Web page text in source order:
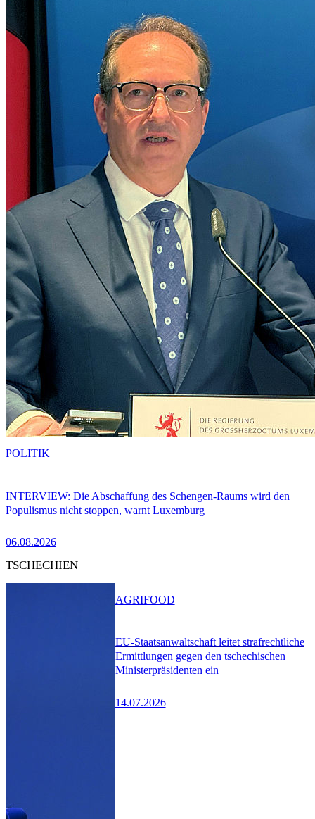
INTERVIEW: Die Abschaffung des Schengen-Raums wird den
Populismus nicht stoppen, warnt Luxemburg
06.08.2026
POLITIK
TSCHECHIEN
EU-Staatsanwaltschaft leitet strafrechtliche
Ermittlungen gegen den tschechischen
Ministerpräsidenten ein
14.07.2026
AGRIFOOD